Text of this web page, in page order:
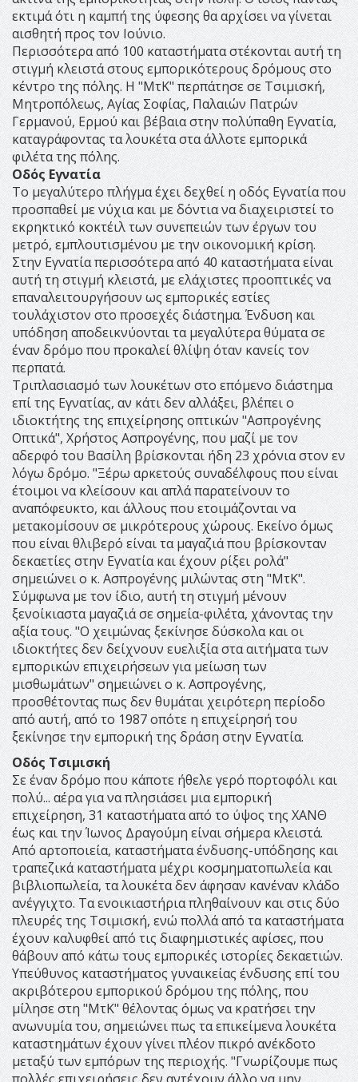
εκτιμά ότι η καμπή της ύφεσης θα αρχίσει να γίνεται
αισθητή προς τον Ιούνιο.
Περισσότερα από 100 καταστήματα στέκονται αυτή τη
στιγμή κλειστά στους εμπορικότερους δρόμους στο
κέντρο της πόλης. Η "ΜτΚ" περπάτησε σε Τσιμισκή,
Μητροπόλεως, Αγίας Σοφίας, Παλαιών Πατρών
Γερμανού, Ερμού και βέβαια στην πολύπαθη Εγνατία,
καταγράφοντας τα λουκέτα στα άλλοτε εμπορικά
φιλέτα της πόλης.
Οδός Εγνατία
Το μεγαλύτερο πλήγμα έχει δεχθεί η οδός Εγνατία που
προσπαθεί με νύχια και με δόντια να διαχειριστεί το
εκρηκτικό κοκτέιλ των συνεπειών των έργων του
μετρό, εμπλουτισμένου με την οικονομική κρίση.
Στην Εγνατία περισσότερα από 40 καταστήματα είναι
αυτή τη στιγμή κλειστά, με ελάχιστες προοπτικές να
επαναλειτουργήσουν ως εμπορικές εστίες
τουλάχιστον στο προσεχές διάστημα. Ένδυση και
υπόδηση αποδεικνύονται τα μεγαλύτερα θύματα σε
έναν δρόμο που προκαλεί θλίψη όταν κανείς τον
περπατά.
Τριπλασιασμό των λουκέτων στο επόμενο διάστημα
επί της Εγνατίας, αν κάτι δεν αλλάξει, βλέπει ο
ιδιοκτήτης της επιχείρησης οπτικών "Ασπρογένης
Οπτικά", Χρήστος Ασπρογένης, που μαζί με τον
αδερφό του Βασίλη βρίσκονται ήδη 23 χρόνια στον εν
λόγω δρόμο. "Ξέρω αρκετούς συναδέλφους που είναι
έτοιμοι να κλείσουν και απλά παρατείνουν το
αναπόφευκτο, και άλλους που ετοιμάζονται να
μετακομίσουν σε μικρότερους χώρους. Εκείνο όμως
που είναι θλιβερό είναι τα μαγαζιά που βρίσκονταν
δεκαετίες στην Εγνατία και έχουν ρίξει ρολά"
σημειώνει ο κ. Ασπρογένης μιλώντας στη "ΜτΚ".
Σύμφωνα με τον ίδιο, αυτή τη στιγμή μένουν
ξενοίκιαστα μαγαζιά σε σημεία-φιλέτα, χάνοντας την
αξία τους. "Ο χειμώνας ξεκίνησε δύσκολα και οι
ιδιοκτήτες δεν δείχνουν ευελιξία στα αιτήματα των
εμπορικών επιχειρήσεων για μείωση των
μισθωμάτων" σημειώνει ο κ. Ασπρογένης,
προσθέτοντας πως δεν θυμάται χειρότερη περίοδο
από αυτή, από το 1987 οπότε η επιχείρησή του
ξεκίνησε την εμπορική της δράση στην Εγνατία.
Οδός Τσιμισκή
Σε έναν δρόμο που κάποτε ήθελε γερό πορτοφόλι και
πολύ... αέρα για να πλησιάσει μια εμπορική
επιχείρηση, 31 καταστήματα από το ύψος της ΧΑΝΘ
έως και την Ίωνος Δραγούμη είναι σήμερα κλειστά.
Από αρτοποιεία, καταστήματα ένδυσης-υπόδησης και
τραπεζικά καταστήματα μέχρι κοσμηματοπωλεία και
βιβλιοπωλεία, τα λουκέτα δεν άφησαν κανέναν κλάδο
ανέγγιχτο. Τα ενοικιαστήρια πληθαίνουν και στις δύο
πλευρές της Τσιμισκή, ενώ πολλά από τα καταστήματα
έχουν καλυφθεί από τις διαφημιστικές αφίσες, που
θάβουν από κάτω τους εμπορικές ιστορίες δεκαετιών.
Υπεύθυνος καταστήματος γυναικείας ένδυσης επί του
ακριβότερου εμπορικού δρόμου της πόλης, που
μίλησε στη "ΜτΚ" θέλοντας όμως να κρατήσει την
ανωνυμία του, σημειώνει πως τα επικείμενα λουκέτα
καταστημάτων έχουν γίνει πλέον πικρό ανέκδοτο
μεταξύ των εμπόρων της περιοχής. "Γνωρίζουμε πως